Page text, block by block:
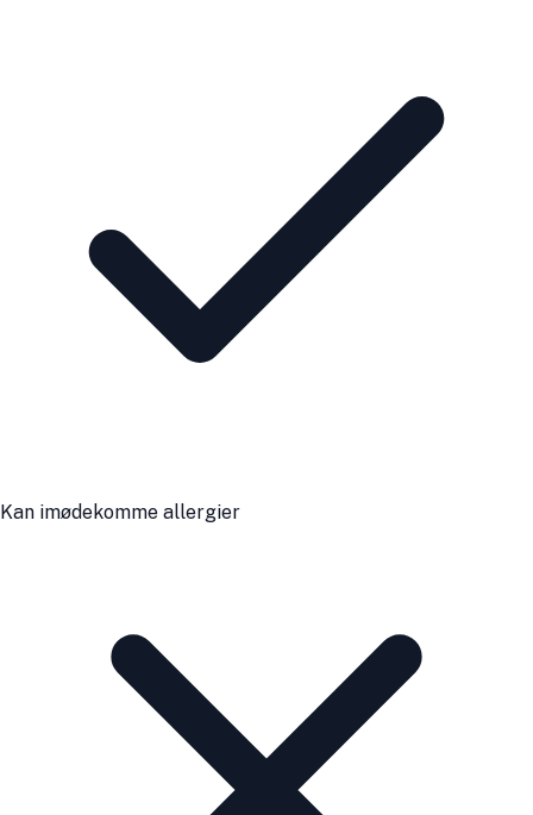
Kan imødekomme allergier